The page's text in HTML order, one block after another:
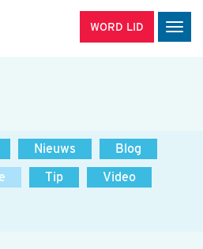
WORD LID
Nieuws
Blog
Tip
Video